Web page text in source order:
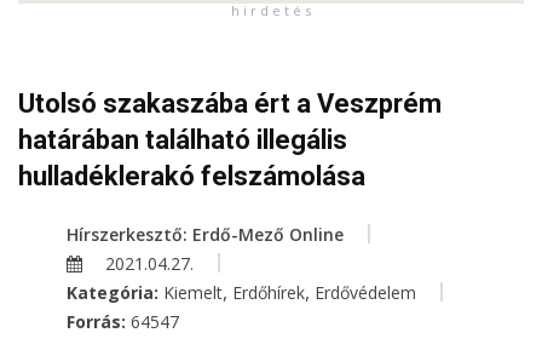
h i r d e t é s
Utolsó szakaszába ért a Veszprém
határában található illegális
hulladéklerakó felszámolása
Hírszerkesztő: Erdő-Mező Online
2021.04.27.
Kategória: Kiemelt, Erdőhírek, Erdővédelem
Forrás: 64547